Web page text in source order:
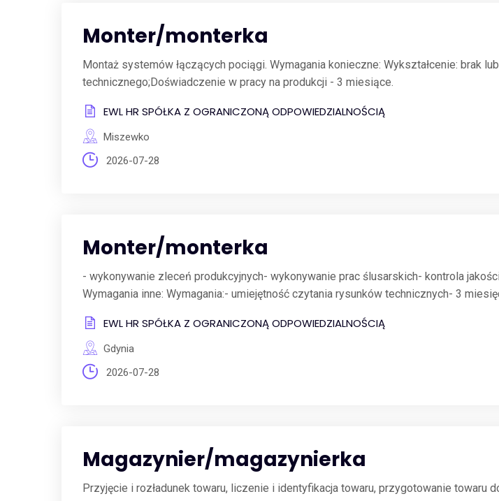
Monter/monterka
Montaż systemów łączących pociągi. Wymagania konieczne: Wykształcenie: brak
technicznego;Doświadczenie w pracy na produkcji - 3 miesiące.
EWL HR SPÓŁKA Z OGRANICZONĄ ODPOWIEDZIALNOŚCIĄ
Miszewko
2026-07-28
Monter/monterka
- wykonywanie zleceń produkcyjnych- wykonywanie prac ślusarskich- kontrola
Wymagania inne: Wymagania:- umiejętność czytania rysunków technicznych- 3
EWL HR SPÓŁKA Z OGRANICZONĄ ODPOWIEDZIALNOŚCIĄ
Gdynia
2026-07-28
Magazynier/magazynierka
Przyjęcie i rozładunek towaru, liczenie i identyfikacja towaru, przygotowanie towaru